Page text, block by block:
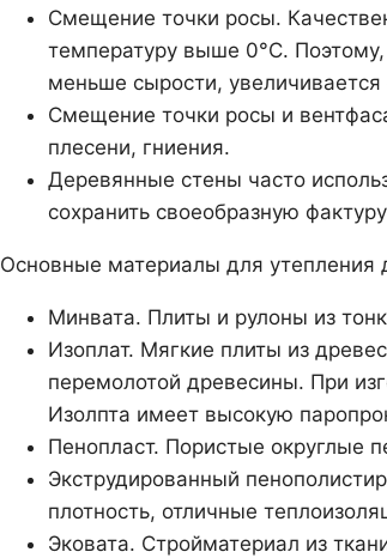
Смещение точки росы.
температуру выше 0°C.
меньше сырости, увеличивается
Смещение точки росы и
плесени, гниения.
Деревянные стены часто
сохранить своеобразную
Основные материалы для утепления
Минвата. Плиты и рулоны из
Изоплат. Мягкие плиты из
перемолотой древесины. При
Изолпта имеет высокую
Пенопласт. Пористые округлые
Экструдированный
плотность, отличные
Эковата. Стройматериал из